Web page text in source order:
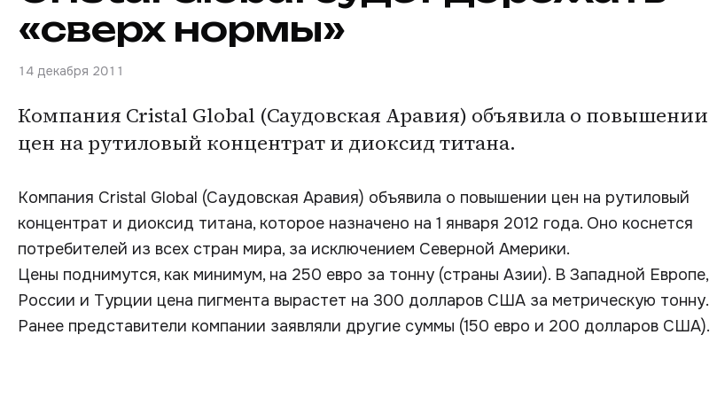
«сверх нормы»
14 декабря 2011
Компания Cristal Global (Саудовская Аравия) объявила о повышении
цен на рутиловый концентрат и диоксид титана.
Компания Cristal Global (Саудовская Аравия) объявила о повышении цен на рутиловый
концентрат и диоксид титана, которое назначено на 1 января 2012 года. Оно коснется
потребителей из всех стран мира, за исключением Северной Америки.
Цены поднимутся, как минимум, на 250 евро за тонну (страны Азии). В Западной Европе,
России и Турции цена пигмента вырастет на 300 долларов США за метрическую тонну.
Ранее представители компании заявляли другие суммы (150 евро и 200 долларов США).